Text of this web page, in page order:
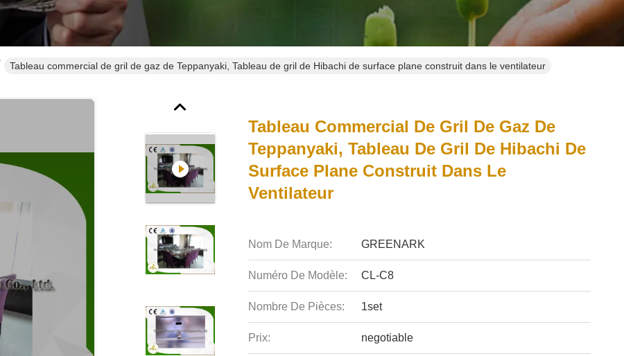
Tableau commercial de gril de gaz de Teppanyaki, Tableau de gril de Hibachi de surface plane construit dans le ventilateur
Tableau Commercial De Gril De Gaz De
Teppanyaki, Tableau De Gril De Hibachi De
Surface Plane Construit Dans Le
Ventilateur
Nom De Marque: GREENARK
Numéro De Modèle: CL-C8
Nombre De Pièces: 1set
Prix: negotiable